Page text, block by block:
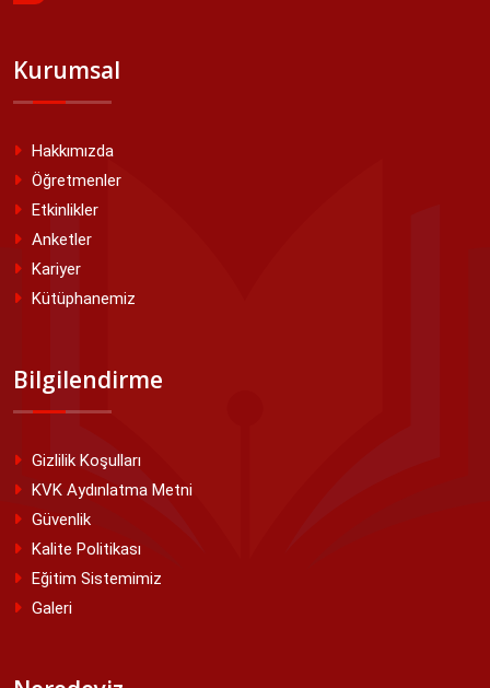
Kurumsal
Hakkımızda
Öğretmenler
Etkinlikler
Anketler
Kariyer
Kütüphanemiz
Bilgilendirme
Gizlilik Koşulları
KVK Aydınlatma Metni
Güvenlik
Kalite Politikası
Eğitim Sistemimiz
Galeri